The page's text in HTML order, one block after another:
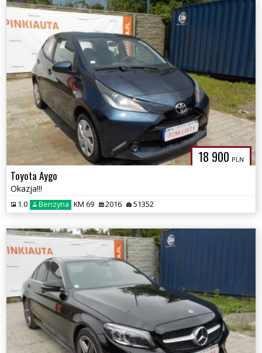
18 900 PLN
Toyota Aygo
Okazja!!!
1.0 Benzyna KM 69 2016 51352